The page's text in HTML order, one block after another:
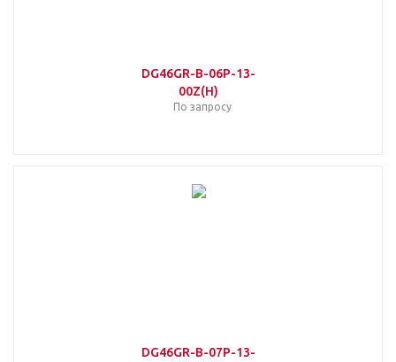
DG46GR-B-06P-13-
00Z(H)
По запросу
DG46GR-B-07P-13-